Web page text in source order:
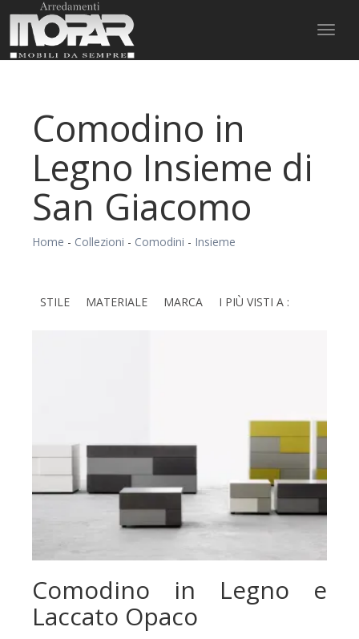
Comodino in
Legno Insieme di
San Giacomo
Home - Collezioni - Comodini - Insieme
STILE MATERIALE MARCA I PIÙ VISTI A :
Comodino in Legno e
Laccato Opaco